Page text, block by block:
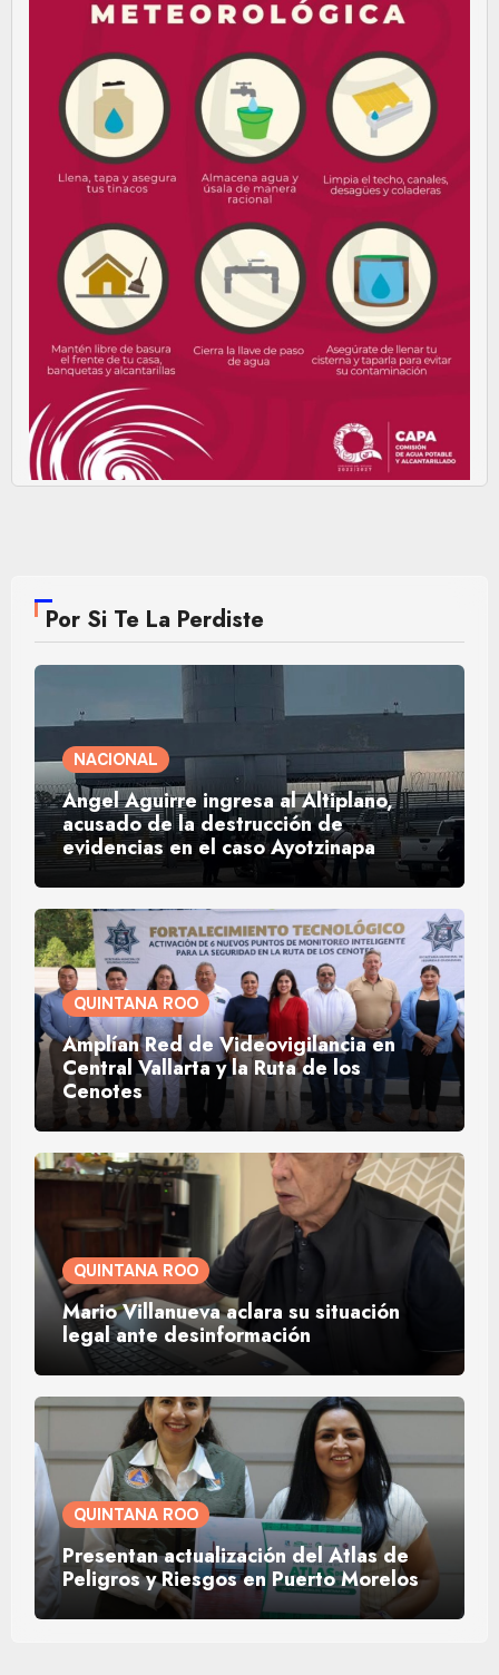
Por Si Te La Perdiste
NACIONAL
Ángel Aguirre ingresa al Altiplano,
acusado de la destrucción de
evidencias en el caso Ayotzinapa
QUINTANA ROO
Amplían Red de Videovigilancia en
Central Vallarta y la Ruta de los
Cenotes
QUINTANA ROO
Mario Villanueva aclara su situación
legal ante desinformación
QUINTANA ROO
Presentan actualización del Atlas de
Peligros y Riesgos en Puerto Morelos